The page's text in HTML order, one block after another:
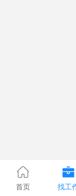
首页 找工